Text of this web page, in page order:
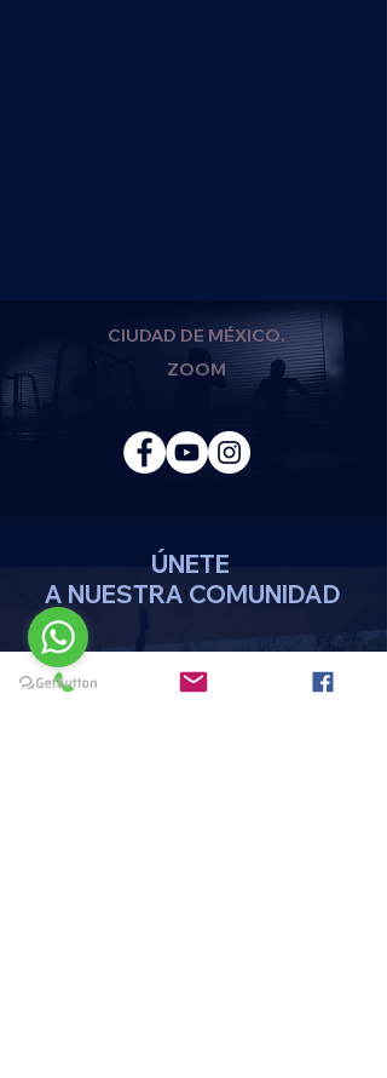
CIUDAD DE MÉXICO.
ZOOM
ÚNETE
A NUESTRA COMUNIDAD
DA CLICK AQUI